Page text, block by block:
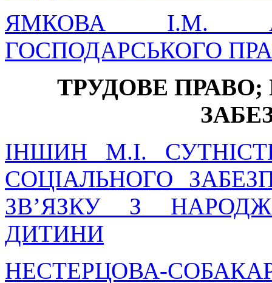
ЯМКОВА І.М.
ГОСПОДАРСЬКОГО
ТРУДОВЕ
ІНШИН М.І.
СОЦІАЛЬНОГО
ЗВ’ЯЗКУ З
ДИТИНИ
НЕСТЕРЦОВА-